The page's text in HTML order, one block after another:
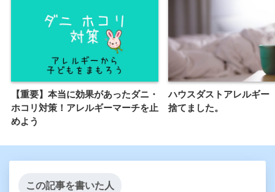
【重要】本当に効果があったダニ・
ホコリ対策！アレルギーマーチを止
めよう
ハウスダストアレルギ
捨てました。
この記事を書いた人